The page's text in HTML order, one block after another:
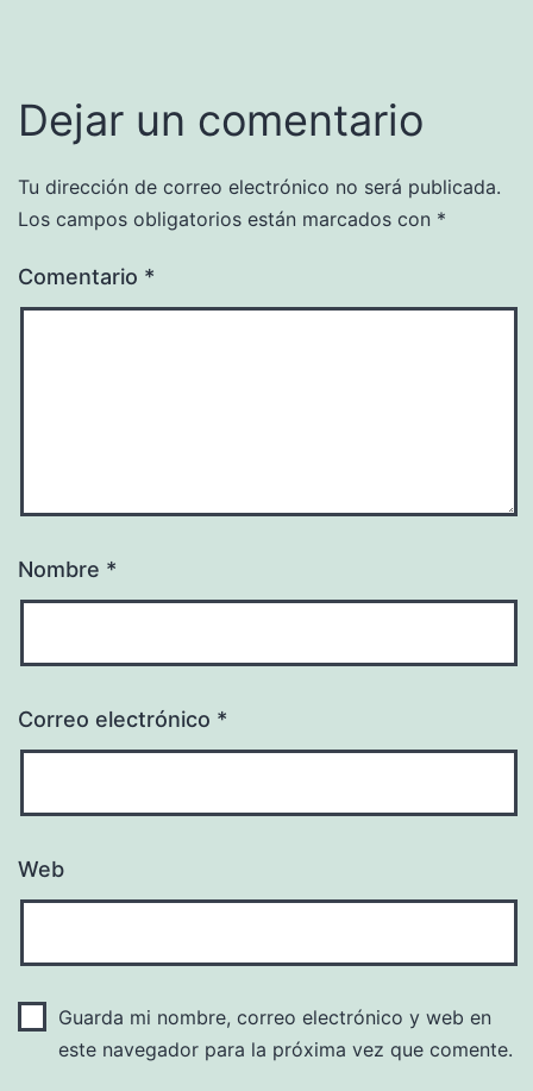
Dejar un comentario
Tu dirección de correo electrónico no será publicada.
Los campos obligatorios están marcados con *
Comentario *
Nombre *
Correo electrónico *
Web
Guarda mi nombre, correo electrónico y web en
este navegador para la próxima vez que comente.